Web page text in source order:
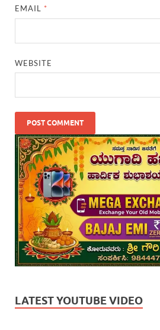
EMAIL *
WEBSITE
LATEST YOUTUBE VIDEO